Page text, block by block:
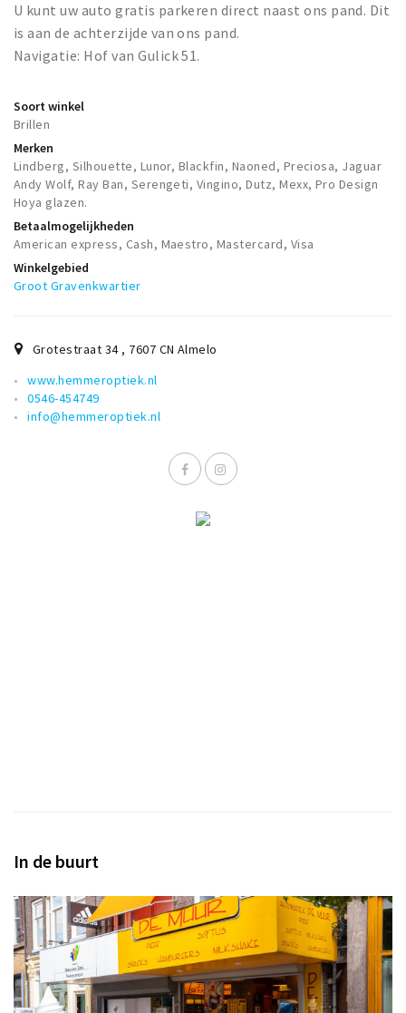
U kunt uw auto gratis parkeren direct naast ons pand. Dit
is aan de achterzijde van ons pand.
Navigatie: Hof van Gulick 51.
Soort winkel
Brillen
Merken
Lindberg, Silhouette, Lunor, Blackfin, Naoned, Preciosa, Jaguar
Andy Wolf, Ray Ban, Serengeti, Vingino, Dutz, Mexx, Pro Design
Hoya glazen.
Betaalmogelijkheden
American express, Cash, Maestro, Mastercard, Visa
Winkelgebied
Groot Gravenkwartier
Grotestraat 34 , 7607 CN Almelo
www.hemmeroptiek.nl
0546-454749
info@hemmeroptiek.nl
In de buurt